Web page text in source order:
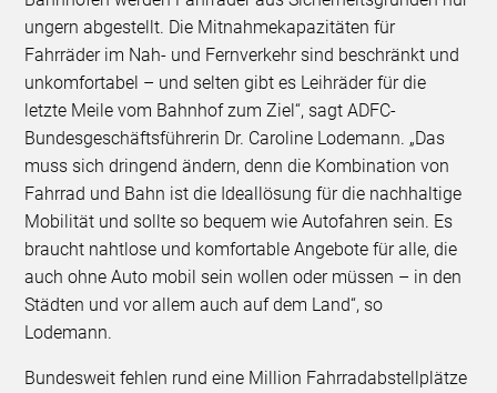
ungern abgestellt. Die Mitnahmekapazitäten für
Fahrräder im Nah- und Fernverkehr sind beschränkt und
unkomfortabel – und selten gibt es Leihräder für die
letzte Meile vom Bahnhof zum Ziel“, sagt ADFC-
Bundesgeschäftsführerin Dr. Caroline Lodemann. „Das
muss sich dringend ändern, denn die Kombination von
Fahrrad und Bahn ist die Ideallösung für die nachhaltige
Mobilität und sollte so bequem wie Autofahren sein. Es
braucht nahtlose und komfortable Angebote für alle, die
auch ohne Auto mobil sein wollen oder müssen – in den
Städten und vor allem auch auf dem Land“, so
Lodemann.
Bundesweit fehlen rund eine Million Fahrradabstellplätze